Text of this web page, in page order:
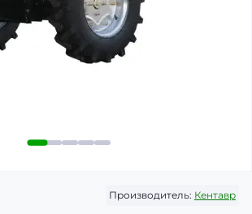
Производитель: Кентавр